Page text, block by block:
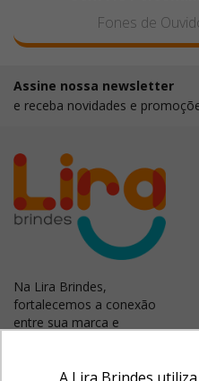
Fones de
Assine nossa newsletter
e receba novidades e
Na Lira Brindes,
fortalecemos a conexão
entre sua marca e
com brindes úteis e